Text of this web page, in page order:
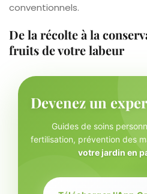
conventionnels.
De la récolte à la
fruits de votre labeur
Devenez un
Guides de soins
fertilisation, prévention des
votre jardin en